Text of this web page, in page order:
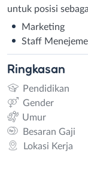
untuk posisi
Marketing
Staff
Ringkasan
Pendidikan
Gender
Umur
Besaran Gaji
Lokasi Kerja